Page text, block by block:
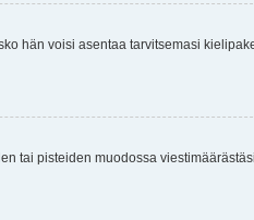
hän voisi asentaa tarvitsemasi
tai pisteiden muodossa